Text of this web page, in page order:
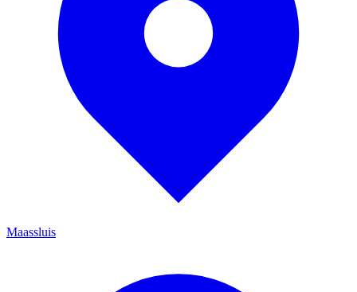
Maassluis